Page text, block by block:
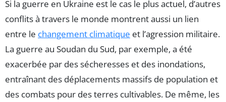
Si la guerre en Ukraine est le cas le plus actuel, d’autres
conflits à travers le monde montrent aussi un lien
entre le changement climatique et l’agression militaire.
La guerre au Soudan du Sud, par exemple, a été
exacerbée par des sécheresses et des inondations,
entraînant des déplacements massifs de population et
des combats pour des terres cultivables. De même, les